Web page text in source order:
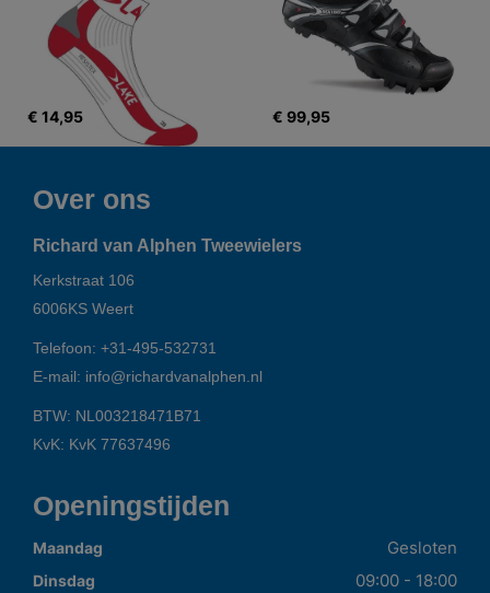
€ 14,95 € 99,95
Over ons
Richard van Alphen Tweewielers
Kerkstraat 106
6006KS Weert
Telefoon: +31-495-532731
E-mail: info@richardvanalphen.nl
BTW: NL003218471B71
KvK: KvK 77637496
Openingstijden
Maandag Gesloten
Dinsdag 09:00 - 18:00